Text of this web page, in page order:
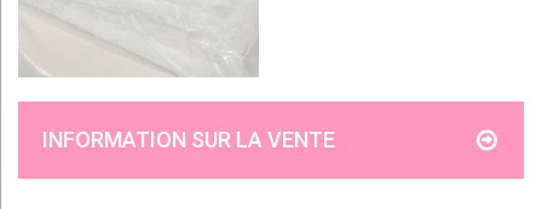
INFORMATION SUR LA VENTE